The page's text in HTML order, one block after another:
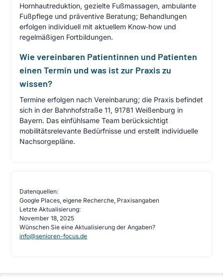
Hornhautreduktion, gezielte Fußmassagen, ambulante
Fußpflege und präventive Beratung; Behandlungen
erfolgen individuell mit aktuellem Know‑how und
regelmäßigen Fortbildungen.
Wie vereinbaren Patientinnen und Patienten
einen Termin und was ist zur Praxis zu
wissen?
Termine erfolgen nach Vereinbarung; die Praxis befindet
sich in der Bahnhofstraße 11, 91781 Weißenburg in
Bayern. Das einfühlsame Team berücksichtigt
mobilitätsrelevante Bedürfnisse und erstellt individuelle
Nachsorgepläne.
Datenquellen:
Google Places, eigene Recherche, Praxisangaben
Letzte Aktualisierung:
November 18, 2025
Wünschen Sie eine Aktualisierung der Angaben?
info@senioren-focus.de